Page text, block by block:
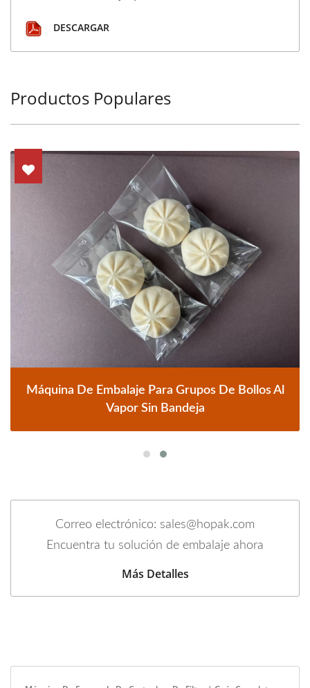
DESCARGAR
Productos Populares
Máquina De Embalaje Para Grupos De Bollos Al
Vapor Sin Bandeja
Correo electrónico: sales@hopak.com
Encuentra tu solución de embalaje ahora
Más Detalles